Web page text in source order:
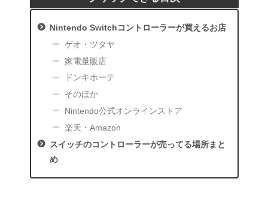
Nintendo Switchコントローラーが買えるお店
ゲオ・ツタヤ
家電量販店
ドンキホーテ
そのほか
Nintendo公式オンラインストア
楽天・Amazon
スイッチのコントローラーが売ってる場所まと
め